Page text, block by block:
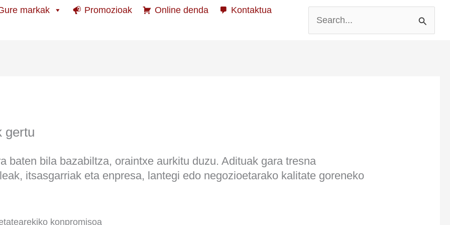
markak Promozioak Online denda
Kontaktua
Search
for:
gertu
baten bila bazabiltza, oraintxe aurkitu duzu. Adituak gara tresna
itsasgarriak eta enpresa, lantegi edo negozioetarako kalitate goreneko
konpromisoa